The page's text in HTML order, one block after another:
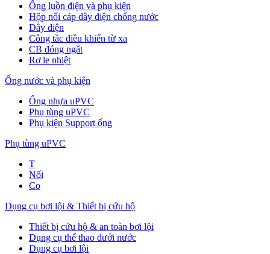
Ống luồn điện và phụ kiện
Hộp nối cáp dây điện chống nước
Dây điện
Công tắc điều khiển từ xa
CB đóng ngắt
Rơ le nhiệt
Ống nước và phụ kiện
Ống nhựa uPVC
Phụ tùng uPVC
Phụ kiện Support ống
Phụ tùng uPVC
T
Nối
Co
Dụng cụ bơi lội & Thiết bị cứu hộ
Thiết bị cứu hộ & an toàn bơi lội
Dụng cụ thể thao dưới nước
Dụng cụ bơi lội